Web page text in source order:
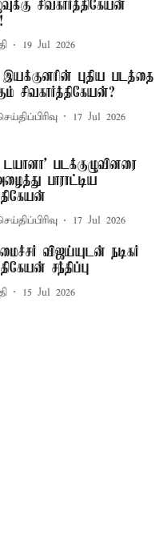
சிவகார்த்திகேயன்
19 Jul 2026
இயக்குனரின் புதிய படத்தை
சிவகார்த்திகேயன்?
17 Jul 2026
படக்குழுவினரை
பாராட்டிய
17 Jul 2026
விஜய்யுடன் நடிகர்
சந்திப்பு
15 Jul 2026